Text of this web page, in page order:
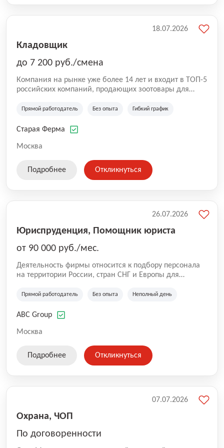
Кладовщик
до 7 200 руб./смена
Компания на рынке уже более 14 лет и входит в ТОП-5
российских компаний, продающих зоотовары для
компания владеет 5 розничными магазинами, а также
России (Wildberries, Ozon, Яндекс. Маркет и
на глобальной доставке товаров по всей территории
SKU, премиальные бренды кормов и собственные
Прямой работодатель Без опыта Гибкий график
Старая Ферма
Москва
18.07.2026
Подробнее Откликнуться
Юриспруденция, Помощник юриста
от 90 000 руб./мес.
Деятельность фирмы относится к подбору персонала
на территории России, стран СНГ и Европы для
культуре и развлечениям, информационным
Прямой работодатель Без опыта Неполный день
ABC Group
Москва
26.07.2026
Подробнее Откликнуться
Охрана, ЧОП
По договоренности
07.07.2026